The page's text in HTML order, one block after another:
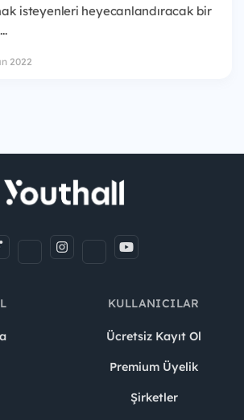
isteyenleri heyecanlandıracak bir
2022
KULLANICILAR
Ücretsiz Kayıt Ol
Premium Üyelik
Şirketler